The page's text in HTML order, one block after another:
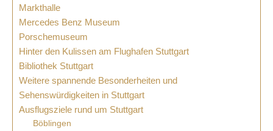
Markthalle
Mercedes Benz Museum
Porschemuseum
Hinter den Kulissen am Flughafen Stuttgart
Bibliothek Stuttgart
Weitere spannende Besonderheiten und
Sehenswürdigkeiten in Stuttgart
Ausflugsziele rund um Stuttgart
Böblingen